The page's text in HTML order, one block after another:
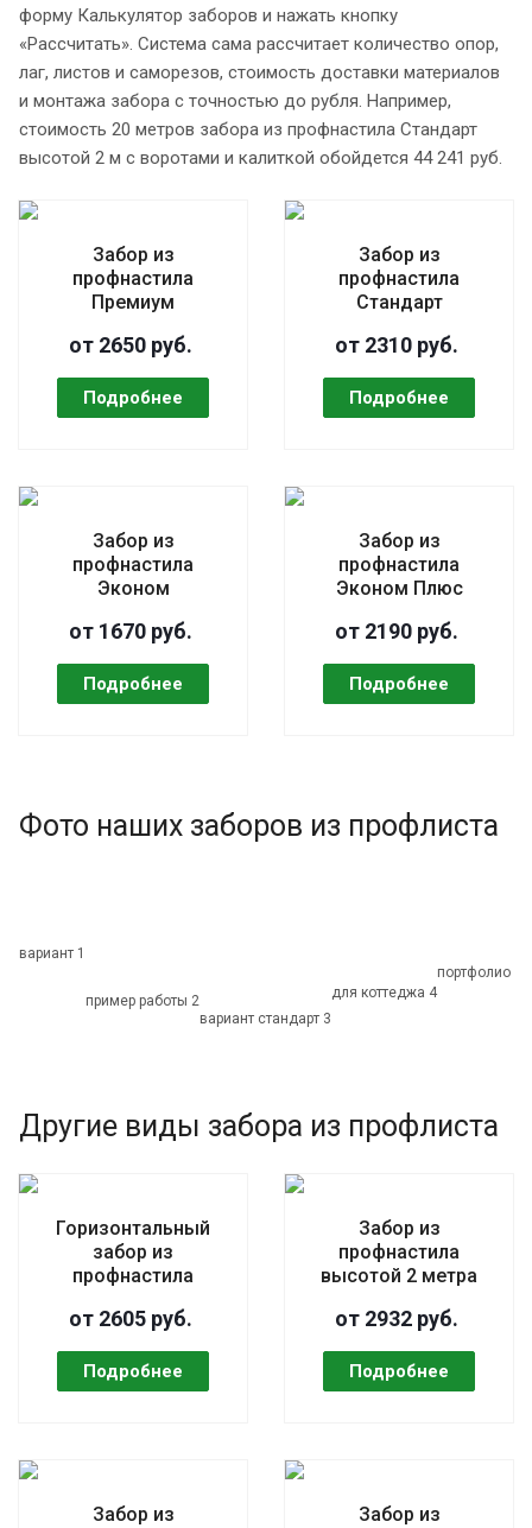
форму Калькулятор заборов и нажать кнопку
«Рассчитать». Система сама рассчитает количество опор,
лаг, листов и саморезов, стоимость доставки материалов
и монтажа забора с точностью до рубля. Например,
стоимость 20 метров забора из профнастила Стандарт
высотой 2 м с воротами и калиткой обойдется 44 241 руб.
Забор из
профнастила
Премиум
от 2650 руб.
Забор из
профнастила
Стандарт
от 2310 руб.
Забор из
профнастила
Эконом
от 1670 руб.
Забор из
профнастила
Эконом Плюс
от 2190 руб.
Фото наших заборов из профлиста
вариант 1
пример работы 2
вариант стандарт 3
для коттеджа 4
портфолио 4
Другие виды забора из профлиста
Горизонтальный
забор из
профнастила
от 2605 руб.
Забор из
профнастила
высотой 2 метра
от 2932 руб.
Забор из
Забор из